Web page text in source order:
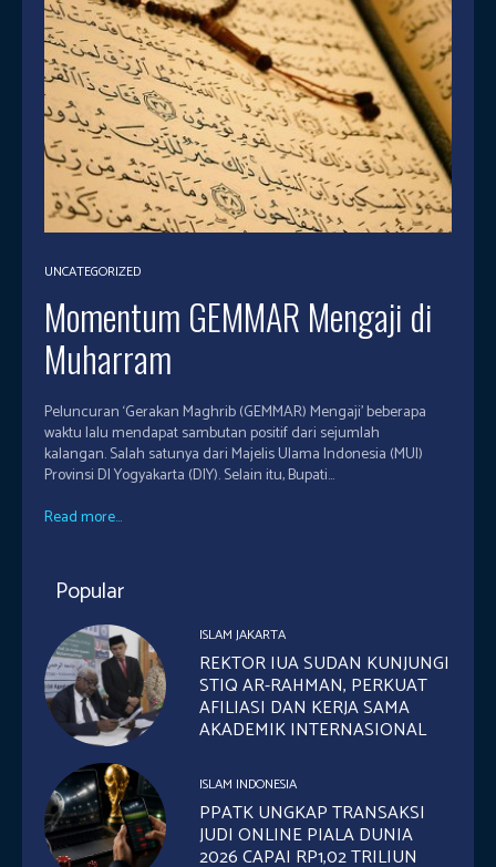
UNCATEGORIZED
Momentum GEMMAR Mengaji di
Muharram
Peluncuran ‘Gerakan Maghrib (GEMMAR) Mengaji’ beberapa
waktu lalu mendapat sambutan positif dari sejumlah
kalangan. Salah satunya dari Majelis Ulama Indonesia (MUI)
Provinsi DI Yogyakarta (DIY). Selain itu, Bupati...
Read more...
Popular
ISLAM JAKARTA
REKTOR IUA SUDAN KUNJUNGI
STIQ AR-RAHMAN, PERKUAT
AFILIASI DAN KERJA SAMA
AKADEMIK INTERNASIONAL
ISLAM INDONESIA
PPATK UNGKAP TRANSAKSI
JUDI ONLINE PIALA DUNIA
2026 CAPAI RP1,02 TRILIUN